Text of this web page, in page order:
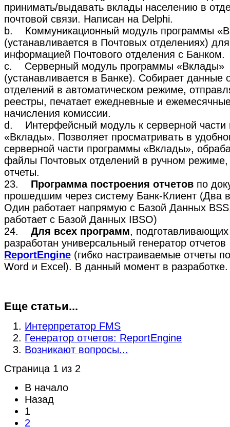
принимать/выдавать вклады населению в
почтовой связи. Написан на Delphi.
b. Коммуникационный модуль программы
(устанавливается в Почтовых отделениях)
информацией Почтового отделения с Банком.
c. Серверный модуль программы «Вклады»
(устанавливается в Банке). Собирает данные
отделений в автоматическом режиме,
реестры, печатает ежедневные и
начисления комиссии.
d. Интерфейсный модуль к серверной части
«Вклады». Позволяет просматривать в
серверной части программы «Вклады»,
файлы Почтовых отделений в ручном режиме,
отчеты.
23. Программа построения отчетов по
прошедшим через систему Банк-Клиент (Два
Один работает напрямую с Базой Данных
работает с Базой Данных IBSO)
24. Для всех программ, подготавливающих
разработан универсальный генератор отчетов
ReportEngine (гибко настраиваемые отчеты
Word и Excel). В данный момент в разработке.
Еще статьи...
Интерпретатор FMS
Генератор отчетов: ReportEngine
Возникают вопросы...
Страница 1 из 2
В начало
Назад
1
2